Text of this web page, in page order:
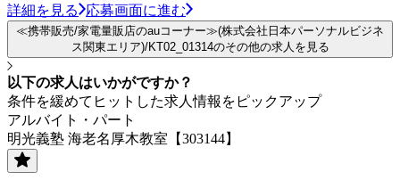
詳細を見る 応募画面に進む
≪携帯販売/家電量販店のauコーナー≫(株式会社日本パーソナルビジネ
ス関東エリア)/KT02_01314のその他の求人を見る
以下の求人はいかがですか？
条件を緩めてヒットした求人情報をピックアップ
アルバイト・パート
明光義塾 海老名厚木教室【303144】